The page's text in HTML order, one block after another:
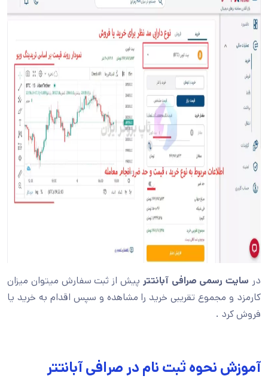
در سایت رسمی صرافی آبانتتر پیش از ثبت سفارش میتوان میزان
کارمزد و مجموع تقریبی خرید را مشاهده و سپس اقدام به خرید یا
فروش کرد .
آموزش نحوه ثبت نام در صرافی آبانتتر